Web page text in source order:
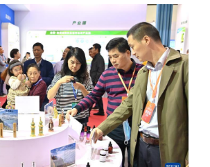
思客智库 教育
科创 量子 体育
书画 健康 军事
视频 图片 政务
中央文件 金融 汽车
人居 信息化 数字经济